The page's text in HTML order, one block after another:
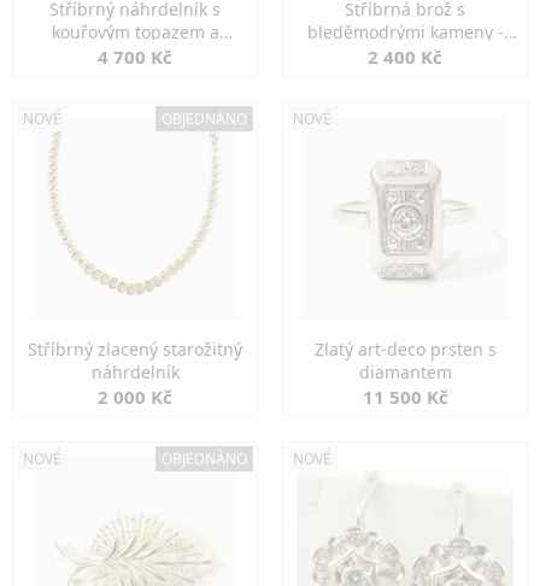
Stříbrný náhrdelník s
kouřovým topazem a
markazity
4 700 Kč
Stříbrná brož s
bleděmodrými kameny -
jemná elegance
2 400 Kč
NOVÉ OBJEDNÁNO
Stříbrný zlacený starožitný
náhrdelník
2 000 Kč
NOVÉ
Zlatý art-deco prsten s
diamantem
11 500 Kč
NOVÉ OBJEDNÁNO NOVÉ